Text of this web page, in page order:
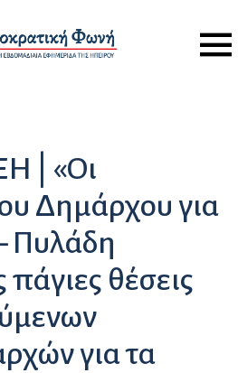
Menu
| «Οι
Δημάρχου για
Πυλάδη
πάγιες θέσεις
για τα